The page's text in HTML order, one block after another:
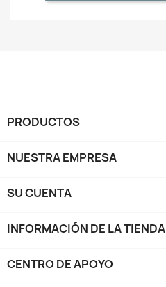
PRODUCTOS
NUESTRA EMPRESA
SU CUENTA
INFORMACIÓN DE LA TIENDA
CENTRO DE APOYO